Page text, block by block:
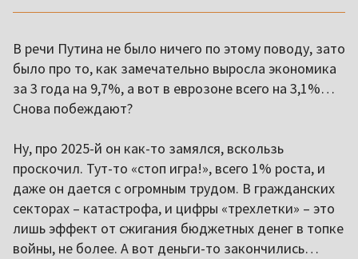
В речи Путина не было ничего по этому поводу, зато
было про то, как замечательно выросла экономика
за 3 года на 9,7%, а вот в еврозоне всего на 3,1%…
Снова побеждают?
Ну, про 2025-й он как-то замялся, вскользь
проскочил. Тут-то «стоп игра!», всего 1% роста, и
даже он дается с огромным трудом. В гражданских
секторах – катастрофа, и цифры «трехлетки» – это
лишь эффект от сжигания бюджетных денег в топке
войны, не более. А вот деньги-то закончились…